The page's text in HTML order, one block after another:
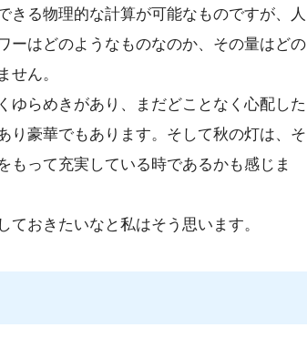
きる物理的な計算が可能なものですが、人
ーはどのようなものなのか、その量はどの
せん。
ゆらめきがあり、まだどことなく心配した
り豪華でもあります。そして秋の灯は、そ
もって充実している時であるかも感じま
おきたいなと私はそう思います。